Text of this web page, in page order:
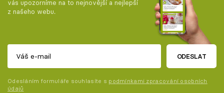
vás upozorníme na to nejnovější a nejlepší
z našeho webu.
ODESLAT
Odesláním formuláře souhlasíte s podmínkami zpracování osobních
údajů